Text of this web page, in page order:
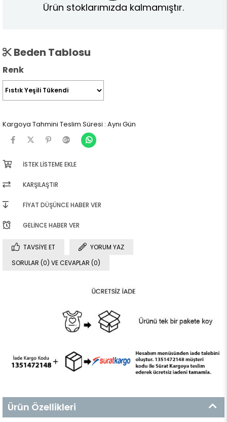
Ürün stoklarımızda kalmamıştır.
Beden Tablosu
Renk
Kargoya Tahmini Teslim Süresi : Aynı Gün
İSTEK LISTEME EKLE
KARŞILAŞTIR
FIYAT DÜŞÜNCE HABER VER
GELINCE HABER VER
TAVSIYE ET
YORUM YAZ
SORULAR (0) VE CEVAPLAR (0)
Ürün Özellikleri